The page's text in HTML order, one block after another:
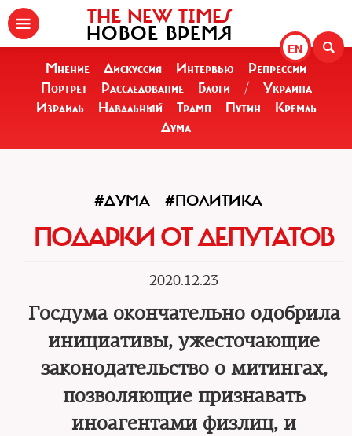
EN
THE NEW TIMES
НОВОЕ ВРЕМЯ
Мнение Дискуссия Интервью
Репрессии
Портрет
Расследование Блоги /
Украина
Израиль
Навальный Трамп Путин
Кремль
Дума
#ДУМА #ПОЛИТИКА
ПОДАРКИ ОТ ДЕПУТАТОВ
2020.12.23
Госдума окончательно одобрила
инициативы, ужесточающие
законодательство о митингах,
позволяющие признавать
иноагентами физлиц, и